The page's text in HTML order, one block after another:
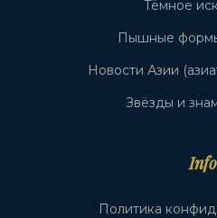
Тёмное
Пышные
Новости Азии
Звёзды и
Info
Политика